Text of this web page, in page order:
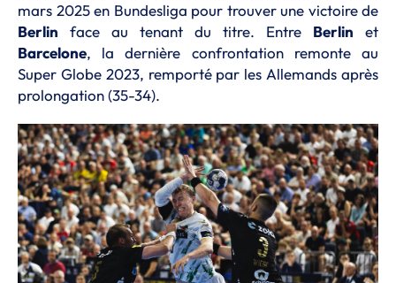
mars 2025 en Bundesliga pour trouver une victoire de
Berlin face au tenant du titre. Entre Berlin et
Barcelone, la dernière confrontation remonte au
Super Globe 2023, remporté par les Allemands après
prolongation (35-34).